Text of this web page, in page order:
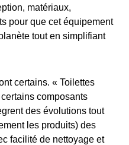
matériaux,
pour que cet équipement
tout en simplifiant
certains. « Toilettes
composants
des évolutions tout
les produits) des
facilité de nettoyage et